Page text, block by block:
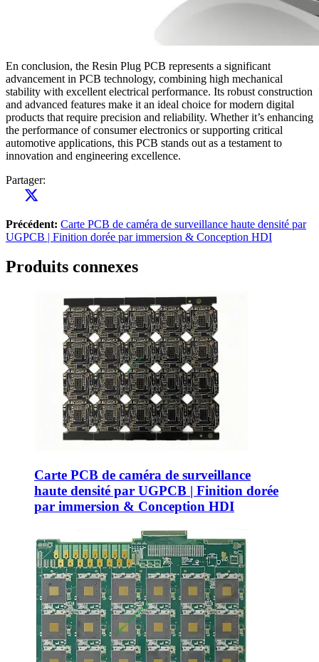
En conclusion, the Resin Plug PCB represents a significant
advancement in PCB technology, combining high mechanical
stability with excellent electrical performance. Its robust construction
and advanced features make it an ideal choice for modern digital
products that require precision and reliability. Whether it’s enhancing
the performance of consumer electronics or supporting critical
automotive applications, this PCB stands out as a testament to
innovation and engineering excellence.
Partager:
Précédent: Carte PCB de caméra de surveillance haute densité par
UGPCB | Finition dorée par immersion & Conception HDI
Produits connexes
Carte PCB de caméra de surveillance
haute densité par UGPCB | Finition dorée
par immersion & Conception HDI